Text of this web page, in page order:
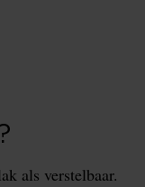
als verstelbaar.